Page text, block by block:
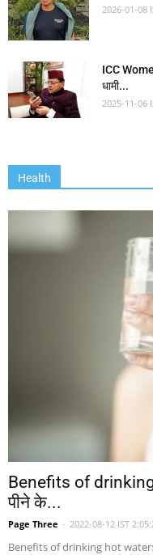
2026-01-08
ICC
धामी...
2025-11-06
Health
Benefits of drinking
पीने के...
Page Three - 2022-08-12 IST
Benefits of drinking hot water: